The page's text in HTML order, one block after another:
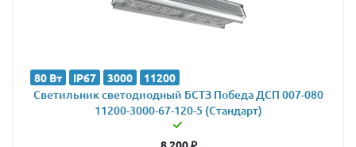
80 Вт IP67 3000 11200
Светильник светодиодный БСТЗ Победа ДСП 007-080
11200-3000-67-120-5 (Стандарт)